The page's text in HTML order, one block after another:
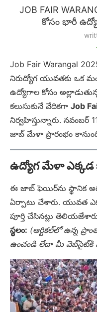
JOB FAIR
కోసం భారీ
Job Fair Warangal
నిరుద్యోగ యువతకు ఒక
ఉద్యోగాల కోసం
కలుసుకునే వేదికగా Job
నిర్వహిస్తున్నారు.
జాబ్ మేళా ప్రారంభం
ఉద్యోగ మేళా ఎక్కడ
ఈ జాబ్ ఫెయిర్‌ను స్థానిక
ఏర్పాటు చేశారు. యువత
పూర్తి చేసినట్లు
స్థలం: (ఆర్టికల్‌లో ఉన్న
ఉంచండి లేదా మీ వెబ్‌సైట్‌కి